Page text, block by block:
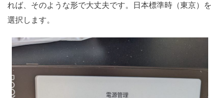
れば、そのような形で大丈夫です。日本標準時（東京）を
選択します。